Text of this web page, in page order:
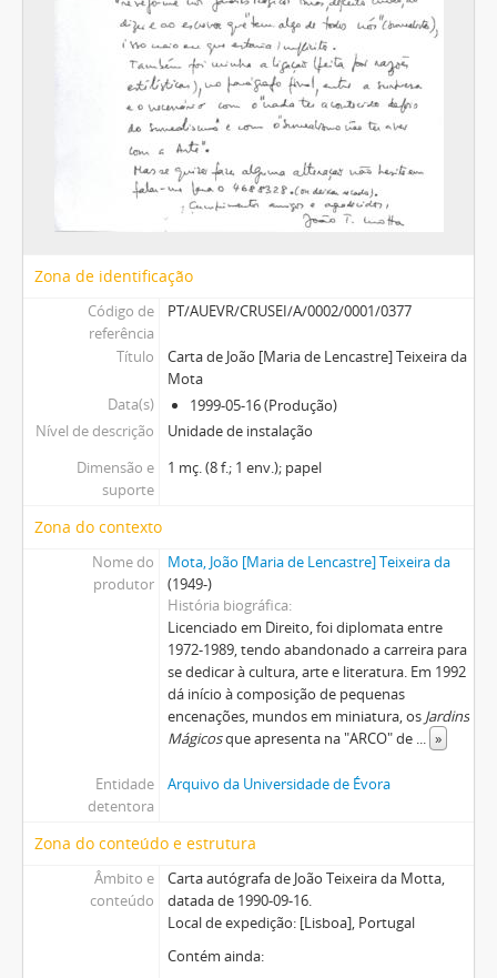
Zona de identificação
Código de
referência
PT/AUEVR/CRUSEI/A/0002/0001/0377
Título
Carta de João [Maria de Lencastre] Teixeira da
Mota
Data(s)
1999-05-16 (Produção)
Nível de descrição
Unidade de instalação
Dimensão e
suporte
1 mç. (8 f.; 1 env.); papel
Zona do contexto
Nome do
produtor
Mota, João [Maria de Lencastre] Teixeira da
(1949-)
História biográfica
Licenciado em Direito, foi diplomata entre
1972-1989, tendo abandonado a carreira para
se dedicar à cultura, arte e literatura. Em 1992
dá início à composição de pequenas
encenações, mundos em miniatura, os Jardins
Mágicosque apresenta na "ARCO" de ... »
Entidade
detentora
Arquivo da Universidade de Évora
Zona do conteúdo e estrutura
Âmbito e
conteúdo
Carta autógrafa de João Teixeira da Motta,
datada de 1990-09-16.
Local de expedição: [Lisboa], Portugal
Contém ainda: